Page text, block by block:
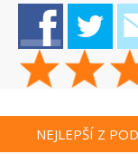
NEJLEPŠÍ Z